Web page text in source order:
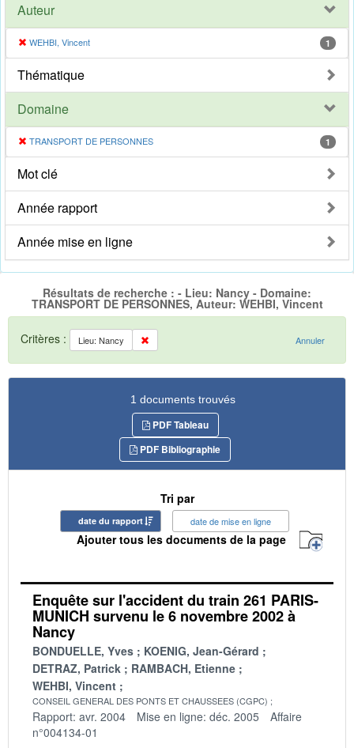
Auteur
WEHBI, Vincent 1
Thématique
Domaine
TRANSPORT DE PERSONNES 1
Mot clé
Année rapport
Année mise en ligne
Résultats de recherche : - Lieu: Nancy - Domaine:
TRANSPORT DE PERSONNES, Auteur: WEHBI, Vincent
Critères : Lieu: Nancy Annuler
1 documents trouvés
PDF Tableau
PDF Bibliographie
Tri par
date du rapport date de mise en ligne
Ajouter tous les documents de la page
Enquête sur l'accident du train 261 PARIS-
MUNICH survenu le 6 novembre 2002 à
Nancy
BONDUELLE, Yves
KOENIG, Jean-Gérard
DETRAZ, Patrick
RAMBACH, Etienne
WEHBI, Vincent
CONSEIL GENERAL DES PONTS ET CHAUSSEES (CGPC)
Rapport: avr. 2004 Mise en ligne: déc. 2005
Affaire
n°004134-01